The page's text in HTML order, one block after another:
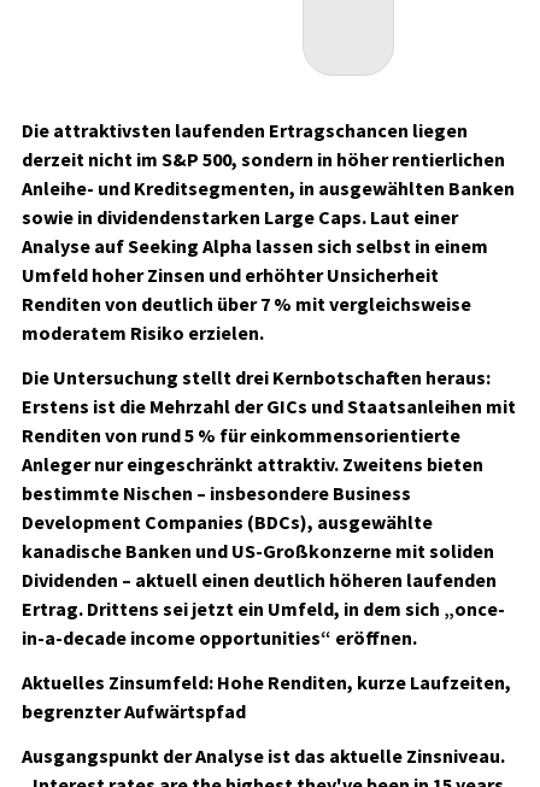
Die attraktivsten laufenden Ertragschancen liegen
derzeit nicht im S&P 500, sondern in höher rentierlichen
Anleihe- und Kreditsegmenten, in ausgewählten Banken
sowie in dividendenstarken Large Caps. Laut einer
Analyse auf Seeking Alpha lassen sich selbst in einem
Umfeld hoher Zinsen und erhöhter Unsicherheit
Renditen von deutlich über 7 % mit vergleichsweise
moderatem Risiko erzielen.
Die Untersuchung stellt drei Kernbotschaften heraus:
Erstens ist die Mehrzahl der GICs und Staatsanleihen mit
Renditen von rund 5 % für einkommensorientierte
Anleger nur eingeschränkt attraktiv. Zweitens bieten
bestimmte Nischen – insbesondere Business
Development Companies (BDCs), ausgewählte
kanadische Banken und US-Großkonzerne mit soliden
Dividenden – aktuell einen deutlich höheren laufenden
Ertrag. Drittens sei jetzt ein Umfeld, in dem sich „once-
in-a-decade income opportunities“ eröffnen.
Aktuelles Zinsumfeld: Hohe Renditen, kurze Laufzeiten,
begrenzter Aufwärtspfad
Ausgangspunkt der Analyse ist das aktuelle Zinsniveau.